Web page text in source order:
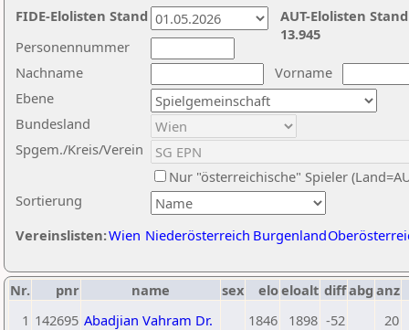
Nachname
Vorname
Ebene
Sortierung
Personennummer
Bundesland
Spgem./Kreis/Verein
Nur "österreichische" Spieler
Vereinslisten:Wien Niederösterreich Burgenland
AUT-Elolisten
13.945
FIDE-Elolisten Stand
Nr. pnr name sex eloeloalt diffabg anz
1 142695 Abadjian Vahram Dr. 1846 1898 -52 20